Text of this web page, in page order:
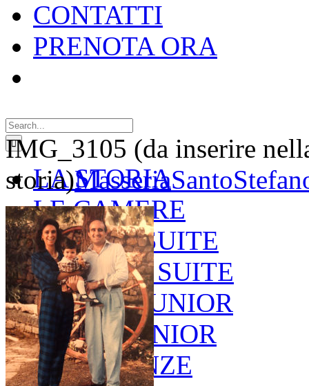
CONTATTI
PRENOTA ORA
for:
LA STORIA
LE CAMERE
GOLD SUITE
GREEN SUITE
BLUE JUNIOR
RED JUNIOR
ESPERIENZE
IMG_3105 (da inserire
storia)